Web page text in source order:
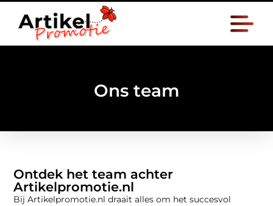
Ons team
Ontdek het team achter
Artikelpromotie.nl
Bij Artikelpromotie.nl draait alles om het succesvol